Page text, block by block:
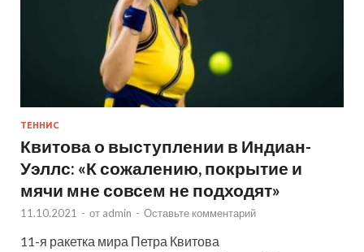
ТЕННИС
Квитова о выступлении в Индиан-
Уэллс: «К сожалению, покрытие и
мячи мне совсем не подходят»
11.10.2021 - от admin - Оставьте комментарий
11-я ракетка мира Петра Квитова